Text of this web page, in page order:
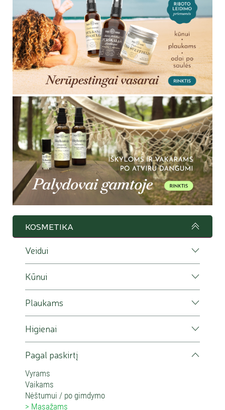
KOSMETIKA
Veidui
Kūnui
Plaukams
Higienai
Pagal paskirtį
Vyrams
Vaikams
Nėštumui / po gimdymo
Masažams